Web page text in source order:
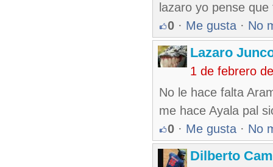
lazaro yo pense
0 · Me gusta · No
Lazaro
1 de febrero
No le hace falta
me hace Ayala pal
0 · Me gusta · No
Dilberto